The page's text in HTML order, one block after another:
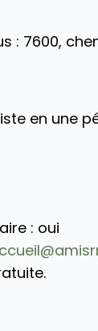
: 7600,
en une
: oui